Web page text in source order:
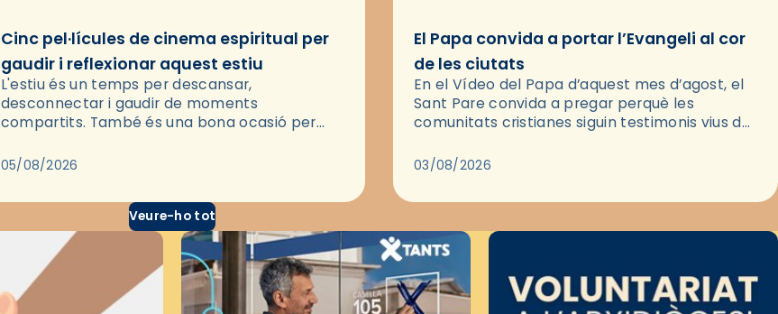
Cinc pel·lícules de cinema espiritual per
gaudir i reflexionar aquest estiu
L'estiu és un temps per descansar,
desconnectar i gaudir de moments
compartits. També és una bona ocasió per
través del cinema, reflexionar sobre les…
05/08/2026
El Papa convida a portar l’Evangeli al cor
de les ciutats
En el Vídeo del Papa d’aquest mes d’agost, el
Sant Pare convida a pregar perquè les
comunitats cristianes siguin testimonis vius de
pregària, el…
03/08/2026
Veure-ho tot